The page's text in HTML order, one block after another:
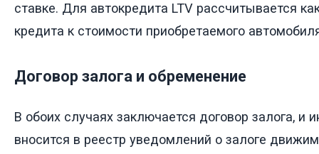
ставке. Для автокредита LTV рассчитывается
кредита к стоимости приобретаемого
Договор залога и обременение
В обоих случаях заключается договор залога, и
вносится в реестр уведомлений о залоге